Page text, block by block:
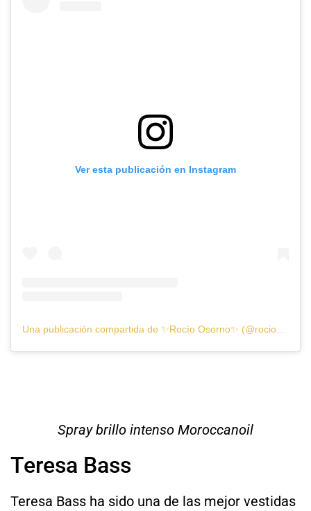
Ver esta publicación en Instagram
Spray brillo intenso Moroccanoil
Teresa Bass
Teresa Bass ha sido una de las mejor vestidas